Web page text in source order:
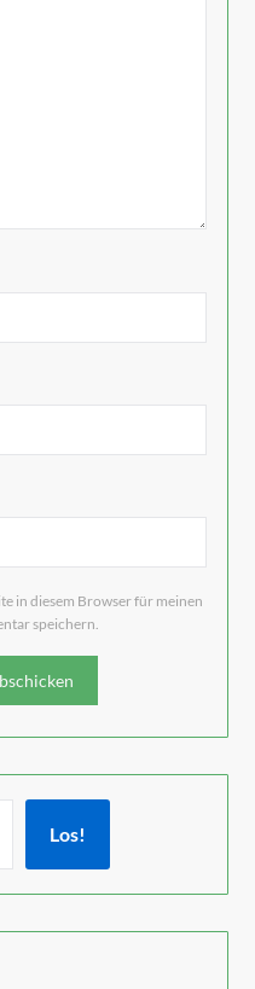
in diesem Browser für meinen
speichern.
Los!